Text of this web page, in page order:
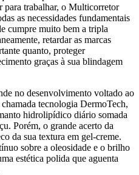
para trabalhar, o Multicorretor
as necessidades fundamentais
cumpre muito bem a tripla
retardar as marcas
quanto, proteger
graças à sua blindagem
no desenvolvimento voltado ao
tecnologia DermoTech,
hidrolipídico diário somada
Porém, o grande acerto da
da sua textura em gel-creme.
sobre a oleosidade e o brilho
estética polida que aguenta